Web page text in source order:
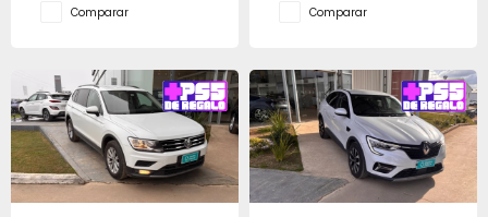
Comparar Comparar